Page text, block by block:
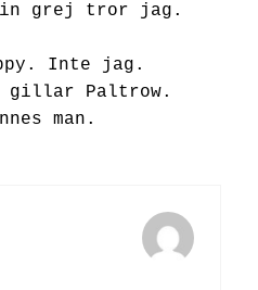
grej tror jag.
Inte jag.
gillar Paltrow.
man.